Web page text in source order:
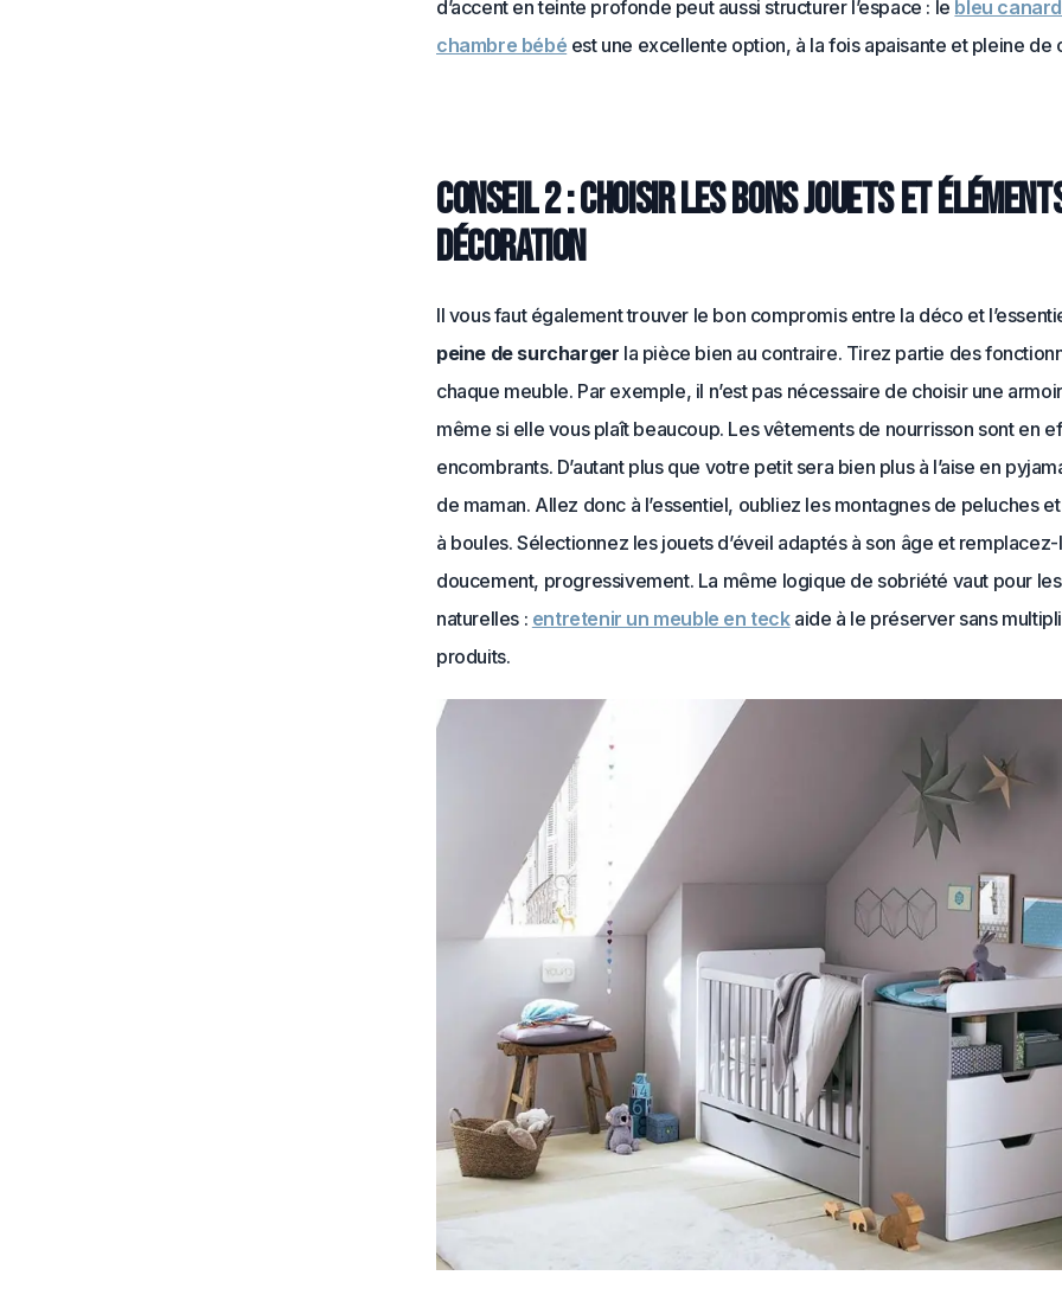
d’accent en teinte profonde peut aussi structurer l’espace : le bleu
chambre bébé est une excellente option, à la fois apaisante et pleine de
Conseil 2 : Choisir les bons jouets et
décoration
Il vous faut également trouver le bon compromis entre la déco et
peine de surcharger la pièce bien au contraire. Tirez partie des
chaque meuble. Par exemple, il n’est pas nécessaire de choisir une
même si elle vous plaît beaucoup. Les vêtements de nourrisson sont en
encombrants. D’autant plus que votre petit sera bien plus à l’aise en
de maman. Allez donc à l’essentiel, oubliez les montagnes de peluches
à boules. Sélectionnez les jouets d’éveil adaptés à son âge et
doucement, progressivement. La même logique de sobriété vaut pour
naturelles : entretenir un meuble en teckaide à le préserver sans
produits.